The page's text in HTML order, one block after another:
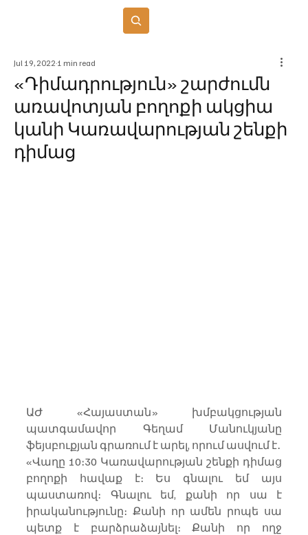
«Դիմադրություն» շարժումն
առավոտյան բողոքի ակցիա
կանի Կառավարության շենքի
դիմաց
Jul 19, 2022 1 min read
ԱԺ «Հայաստան» խմբակցության
պատգամավոր Գեղամ Մանուկյանը
ֆեյսբուքյան գրառում է արել, որում ասվում է․
«Վաղը 10։30 Կառավարության շենքի դիմաց
բողոքի հավաք է։ Ես գնալու եմ այս
պաստառով։ Գնալու եմ, քանի որ սա է
իրականությունը։ Քանի որ ամեն րոպե սա
պետք է բարձրաձայնել։ Քանի որ ողջ